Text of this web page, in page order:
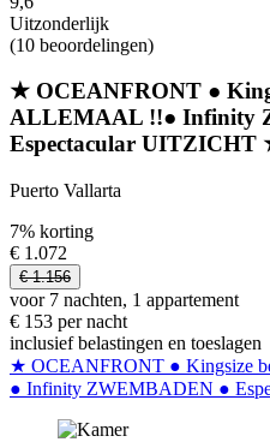
Uitzonderlijk
(10 beoordelingen)
★ OCEANFRONT ●
ALLEMAAL !!● Infinity
Espectacular UITZICHT
Puerto Vallarta
7% korting
€ 1.072
€ 1.156
voor 7 nachten, 1 appartement
€ 153 per nacht
inclusief belastingen en toeslagen
★ OCEANFRONT ● Kingsize
● Infinity ZWEMBADEN ●